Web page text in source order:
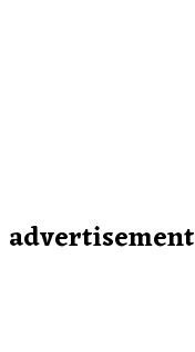
advertisement